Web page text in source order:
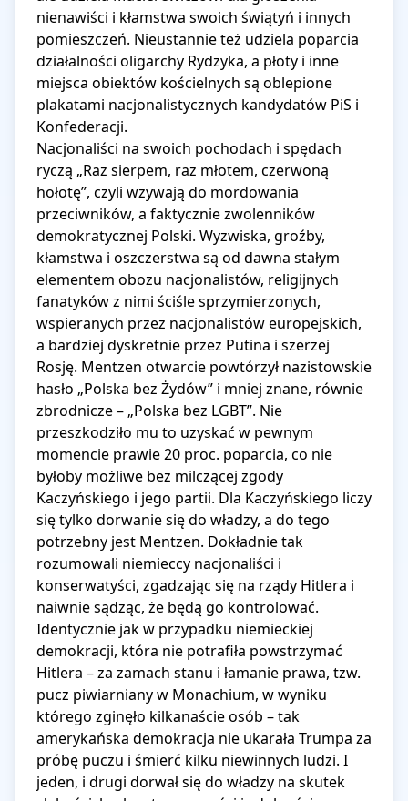
nienawiści i kłamstwa swoich świątyń i innych
pomieszczeń. Nieustannie też udziela poparcia
działalności oligarchy Rydzyka, a płoty i inne
miejsca obiektów kościelnych są oblepione
plakatami nacjonalistycznych kandydatów PiS i
Konfederacji.
Nacjonaliści na swoich pochodach i spędach
ryczą „Raz sierpem, raz młotem, czerwoną
hołotę”, czyli wzywają do mordowania
przeciwników, a faktycznie zwolenników
demokratycznej Polski. Wyzwiska, groźby,
kłamstwa i oszczerstwa są od dawna stałym
elementem obozu nacjonalistów, religijnych
fanatyków z nimi ściśle sprzymierzonych,
wspieranych przez nacjonalistów europejskich,
a bardziej dyskretnie przez Putina i szerzej
Rosję. Mentzen otwarcie powtórzył nazistowskie
hasło „Polska bez Żydów” i mniej znane, równie
zbrodnicze – „Polska bez LGBT”. Nie
przeszkodziło mu to uzyskać w pewnym
momencie prawie 20 proc. poparcia, co nie
byłoby możliwe bez milczącej zgody
Kaczyńskiego i jego partii. Dla Kaczyńskiego liczy
się tylko dorwanie się do władzy, a do tego
potrzebny jest Mentzen. Dokładnie tak
rozumowali niemieccy nacjonaliści i
konserwatyści, zgadzając się na rządy Hitlera i
naiwnie sądząc, że będą go kontrolować.
Identycznie jak w przypadku niemieckiej
demokracji, która nie potrafiła powstrzymać
Hitlera – za zamach stanu i łamanie prawa, tzw.
pucz piwiarniany w Monachium, w wyniku
którego zginęło kilkanaście osób – tak
amerykańska demokracja nie ukarała Trumpa za
próbę puczu i śmierć kilku niewinnych ludzi. I
jeden, i drugi dorwał się do władzy na skutek